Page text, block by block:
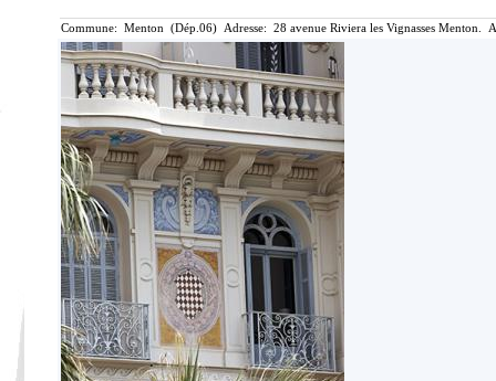
Commune: Menton (Dép.06) Adresse: 28 avenue Riviera les Vignasses Menton.